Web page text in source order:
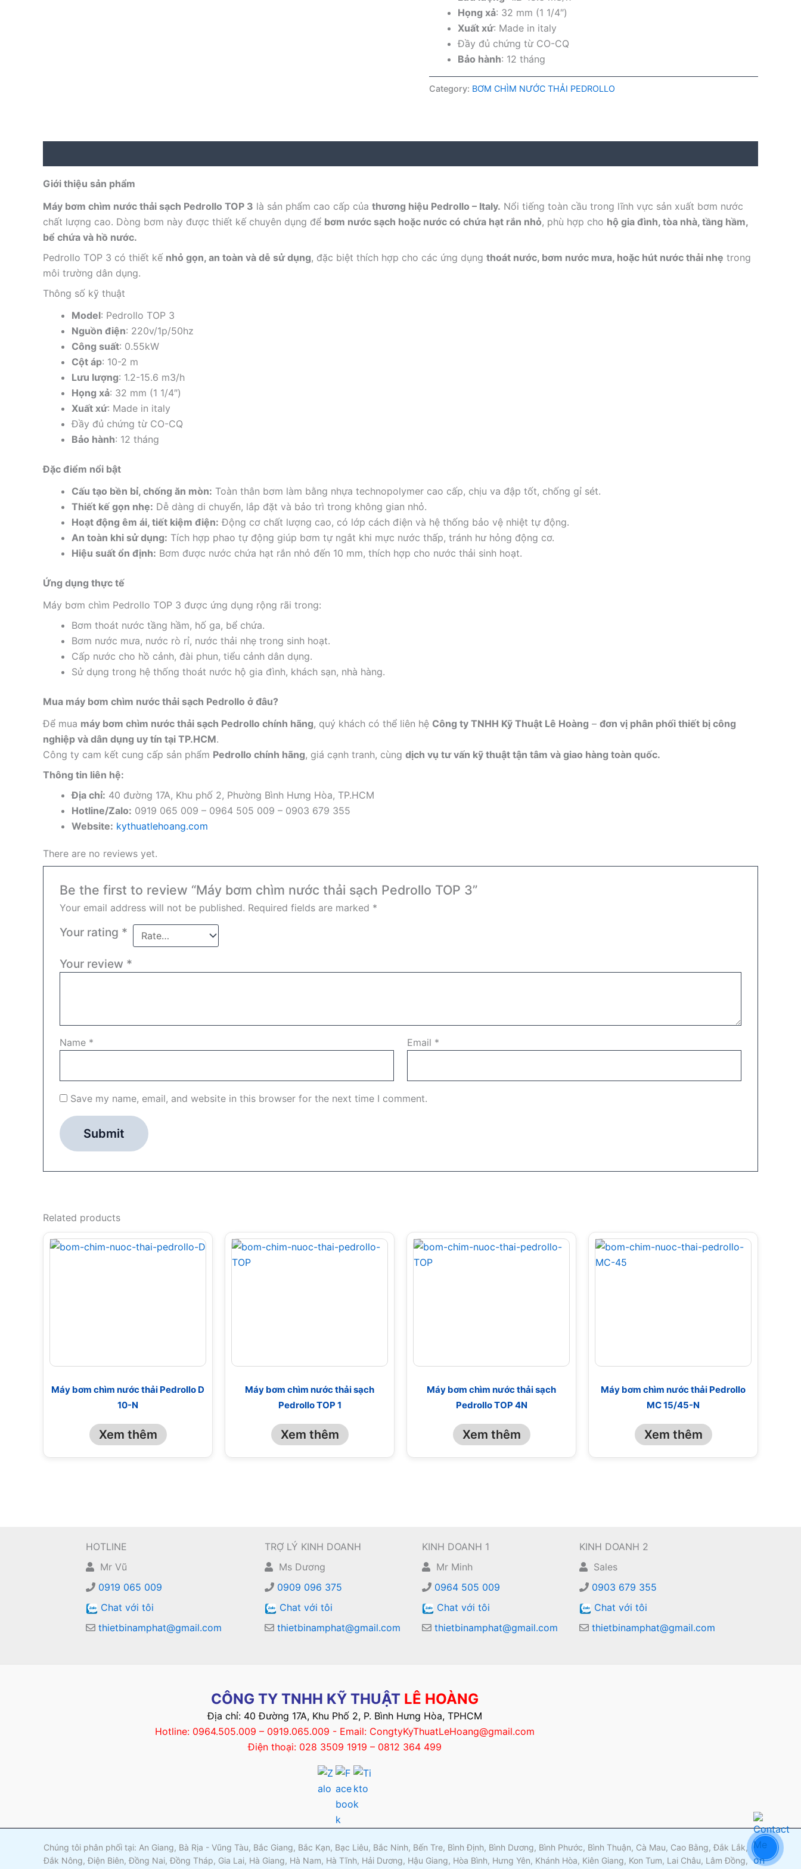
Họng xả: 32 mm (1 1/4″)
Xuất xứ: Made in italy
Đầy đủ chứng từ CO-CQ
Bảo hành: 12 tháng
Category: BƠM CHÌM NƯỚC THẢI PEDROLLO
Giới thiệu sản phẩm
Máy bơm chìm nước thải sạch Pedrollo TOP 3 là sản phẩm cao cấp của thương hiệu Pedrollo – Italy. Nổi tiếng toàn cầu trong lĩnh vực sản xuất bơm nước
chất lượng cao. Dòng bơm này được thiết kế chuyên dụng để bơm nước sạch hoặc nước có chứa hạt rắn nhỏ, phù hợp cho hộ gia đình, tòa nhà, tầng hầm,
bể chứa và hồ nước.
Pedrollo TOP 3 có thiết kế nhỏ gọn, an toàn và dễ sử dụng, đặc biệt thích hợp cho các ứng dụng thoát nước, bơm nước mưa, hoặc hút nước thải nhẹ trong
môi trường dân dụng.
Thông số kỹ thuật
Model: Pedrollo TOP 3
Nguồn điện: 220v/1p/50hz
Công suất: 0.55kW
Cột áp: 10-2 m
Lưu lượng: 1.2-15.6 m3/h
Họng xả: 32 mm (1 1/4″)
Xuất xứ: Made in italy
Đầy đủ chứng từ CO-CQ
Bảo hành: 12 tháng
Đặc điểm nổi bật
Cấu tạo bền bỉ, chống ăn mòn: Toàn thân bơm làm bằng nhựa technopolymer cao cấp, chịu va đập tốt, chống gỉ sét.
Thiết kế gọn nhẹ: Dễ dàng di chuyển, lắp đặt và bảo trì trong không gian nhỏ.
Hoạt động êm ái, tiết kiệm điện: Động cơ chất lượng cao, có lớp cách điện và hệ thống bảo vệ nhiệt tự động.
An toàn khi sử dụng: Tích hợp phao tự động giúp bơm tự ngắt khi mực nước thấp, tránh hư hỏng động cơ.
Hiệu suất ổn định: Bơm được nước chứa hạt rắn nhỏ đến 10 mm, thích hợp cho nước thải sinh hoạt.
Ứng dụng thực tế
Máy bơm chìm Pedrollo TOP 3 được ứng dụng rộng rãi trong:
Bơm thoát nước tầng hầm, hố ga, bể chứa.
Bơm nước mưa, nước rò rỉ, nước thải nhẹ trong sinh hoạt.
Cấp nước cho hồ cảnh, đài phun, tiểu cảnh dân dụng.
Sử dụng trong hệ thống thoát nước hộ gia đình, khách sạn, nhà hàng.
Mua máy bơm chìm nước thải sạch Pedrollo ở đâu?
Để mua máy bơm chìm nước thải sạch Pedrollo chính hãng, quý khách có thể liên hệ Công ty TNHH Kỹ Thuật Lê Hoàng – đơn vị phân phối thiết bị công
nghiệp và dân dụng uy tín tại TP.HCM.
Công ty cam kết cung cấp sản phẩm Pedrollo chính hãng, giá cạnh tranh, cùng dịch vụ tư vấn kỹ thuật tận tâm và giao hàng toàn quốc.
Thông tin liên hệ:
Địa chỉ: 40 đường 17A, Khu phố 2, Phường Bình Hưng Hòa, TP.HCM
Hotline/Zalo: 0919 065 009 – 0964 505 009 – 0903 679 355
Website: kythuatlehoang.com
There are no reviews yet.
Be the first to review “Máy bơm chìm nước thải sạch Pedrollo TOP 3”
Your email address will not be published. Required fields are marked *
Your rating *
Your review *
Name * Email *
Save my name, email, and website in this browser for the next time I comment.
Related products
Máy bơm chìm nước thải Pedrollo D
10-N
Xem thêm
Máy bơm chìm nước thải sạch
Pedrollo TOP 1
Xem thêm
Máy bơm chìm nước thải sạch
Pedrollo TOP 4N
Xem thêm
Máy bơm chìm nước thải Pedrollo
MC 15/45-N
Xem thêm
HOTLINE
Mr Vũ
0919 065 009
Chat với tôi
thietbinamphat@gmail.com
TRỢ LÝ KINH DOANH
Ms Dương
0909 096 375
Chat với tôi
thietbinamphat@gmail.com
KINH DOANH 1
Mr Minh
0964 505 009
Chat với tôi
thietbinamphat@gmail.com
KINH DOANH 2
Sales
0903 679 355
Chat với tôi
thietbinamphat@gmail.com
CÔNG TY TNHH KỸ THUẬT LÊ HOÀNG
Địa chỉ: 40 Đường 17A, Khu Phố 2, P. Bình Hưng Hòa, TPHCM
Hotline: 0964.505.009 – 0919.065.009 - Email: CongtyKyThuatLeHoang@gmail.com
Điện thoại: 028 3509 1919 – 0812 364 499
Chúng tôi phân phối tại: An Giang, Bà Rịa - Vũng Tàu, Bắc Giang, Bắc Kạn, Bạc Liêu, Bắc Ninh, Bến Tre, Bình Định, Bình Dương, Bình Phước, Bình Thuận, Cà Mau, Cao Bằng, Đắk Lắk,
Đắk Nông, Điện Biên, Đồng Nai, Đồng Tháp, Gia Lai, Hà Giang, Hà Nam, Hà Tĩnh, Hải Dương, Hậu Giang, Hòa Bình, Hưng Yên, Khánh Hòa, Kiên Giang, Kon Tum, Lai Châu, Lâm Đồng,